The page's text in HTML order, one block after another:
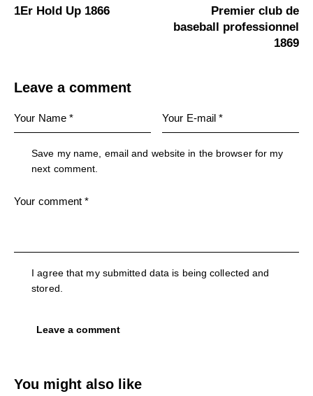
1Er Hold Up 1866
Premier club de
baseball professionnel
1869
Leave a comment
Save my name, email and website in the browser for my
next comment.
I agree that my submitted data is being collected and
stored.
You might also like